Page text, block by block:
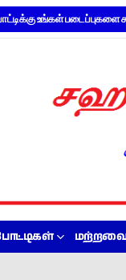
உங்கள் படைப்புகளை